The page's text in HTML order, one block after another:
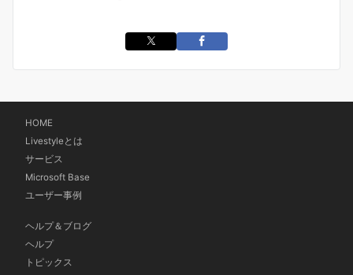
HOME
Livestyleとは
サービス
Microsoft Base
ユーザー事例
ヘルプ＆ブログ
ヘルプ
トピックス